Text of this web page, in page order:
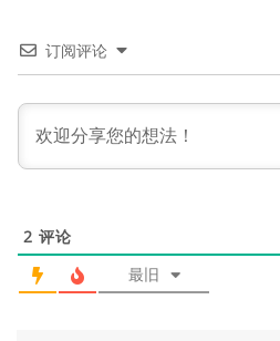
订阅评论
2 评论
最旧